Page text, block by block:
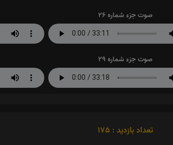
صوت جزء شماره 26
صوت جزء شماره 29
تعداد بازدید : 175